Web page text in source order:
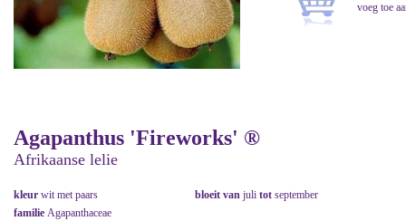
Agapanthus 'Fireworks' ®
Afrikaanse lelie
kleur wit met paars bloeit van juli tot september
familie Agapanthaceae